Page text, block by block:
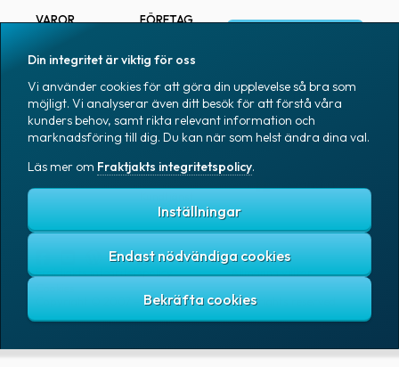
VAROR
Märkning
Emballage
Emballagetillbehör
Kontorsvaror
FÖRETAG
Pressrum
Medarbetare
Jobb & karriär
Nyhetsarkiv
Blogg
Skapa konto
Fraktjakts integritetspolicy
Allmänna villkor
Copyright © 2007 – 2026 Fraktjakt AB. All rights reserved.
Din integritet är viktig för oss
Vi använder cookies för att göra din upplevelse så bra som
möjligt. Vi analyserar även ditt besök för att förstå våra
kunders behov, samt rikta relevant information och
marknadsföring till dig. Du kan när som helst ändra dina val.
Läs mer om Fraktjakts integritetspolicy.
Inställningar
Endast nödvändiga cookies